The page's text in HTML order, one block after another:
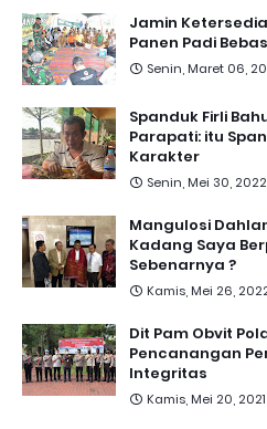
Jamin
Panen Padi
Senin, Maret 06,
Spanduk Firli
Parapati: itu
Karakter
Senin, Mei 30, 2022
Mangulosi
Kadang Saya
Sebenarnya ?
Kamis, Mei 26,
Dit Pam Obvit
Pencanangan
Integritas
Kamis, Mei 20, 2021